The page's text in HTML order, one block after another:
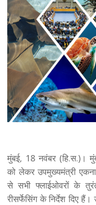
मुंबई, 18 नवंबर (हि.स.)।
को लेकर उपमुख्यमंत्री
से सभी फ्लाईओवरों के
रीसर्फेसिंग के निर्देश दिए हैं।